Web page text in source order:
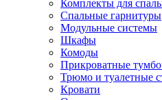
Комплекты для
Спальные гарнитуры
Модульные системы
Шкафы
Комоды
Прикроватные
Трюмо и туалетные
Кровати